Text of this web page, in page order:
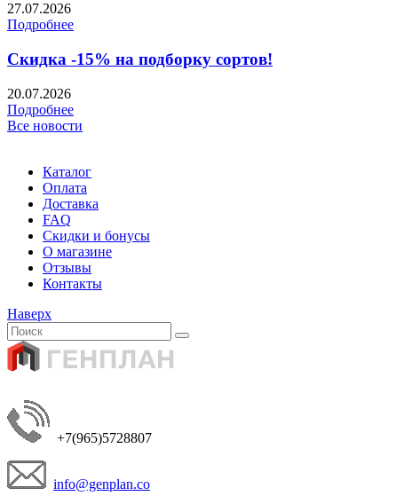
27.07.2026
Подробнее
Скидка -15% на подборку сортов!
20.07.2026
Подробнее
Все новости
Каталог
Оплата
Доставка
FAQ
Скидки и бонусы
О магазине
Отзывы
Контакты
Наверх
+7(965)5728807
info@genplan.co